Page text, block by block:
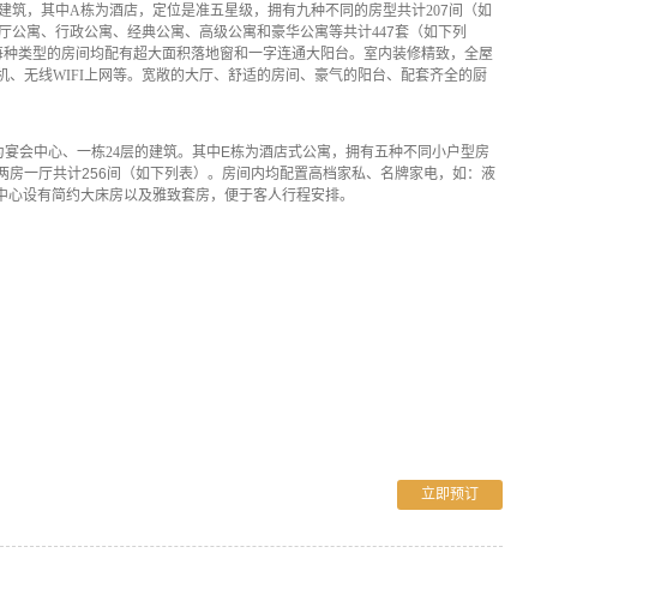
筑，其中A栋为酒店，定位是准五星级，拥有九种不同的房型共计207间（如
公寓、行政公寓、经典公寓、高级公寓和豪华公寓等共计447套（如下列
类型的房间均配有超大面积落地窗和一字连通大阳台。室内装修精致，全屋
、无线WIFI上网等。宽敞的大厅、舒适的房间、豪气的阳台、配套齐全的厨
宴会中心、一栋24层的建筑。其中 E栋为酒店式公寓，拥有五种不同小户型房
房一厅共计256间（如下列表）。房间内均 配置高档家私、名牌家电，如：液
心设有简约大床房以及雅致套房，便于客人行程安排。
立即预订